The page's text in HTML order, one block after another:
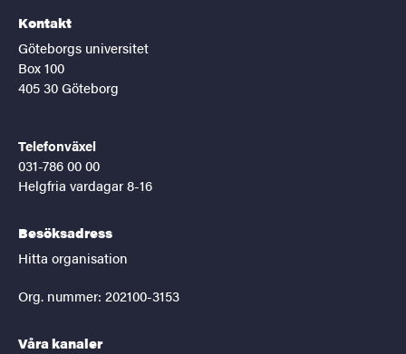
Kontakt
Göteborgs universitet
Box 100
405 30 Göteborg
Telefonväxel
031-786 00 00
Helgfria vardagar 8-16
Besöksadress
Hitta organisation
Org. nummer: 202100-3153
Våra kanaler